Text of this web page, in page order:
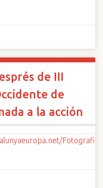
de III
de
a la acción